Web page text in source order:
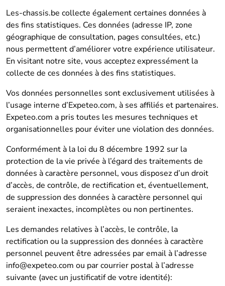
Les-chassis.be collecte également certaines données à
des fins statistiques. Ces données (adresse IP, zone
géographique de consultation, pages consultées, etc.)
nous permettent d’améliorer votre expérience utilisateur.
En visitant notre site, vous acceptez expressément la
collecte de ces données à des fins statistiques.
Vos données personnelles sont exclusivement utilisées à
l’usage interne d’Expeteo.com, à ses affiliés et partenaires.
Expeteo.com a pris toutes les mesures techniques et
organisationnelles pour éviter une violation des données.
Conformément à la loi du 8 décembre 1992 sur la
protection de la vie privée à l’égard des traitements de
données à caractère personnel, vous disposez d’un droit
d’accès, de contrôle, de rectification et, éventuellement,
de suppression des données à caractère personnel qui
seraient inexactes, incomplètes ou non pertinentes.
Les demandes relatives à l’accès, le contrôle, la
rectification ou la suppression des données à caractère
personnel peuvent être adressées par email à l’adresse
info@expeteo.com ou par courrier postal à l’adresse
suivante (avec un justificatif de votre identité):